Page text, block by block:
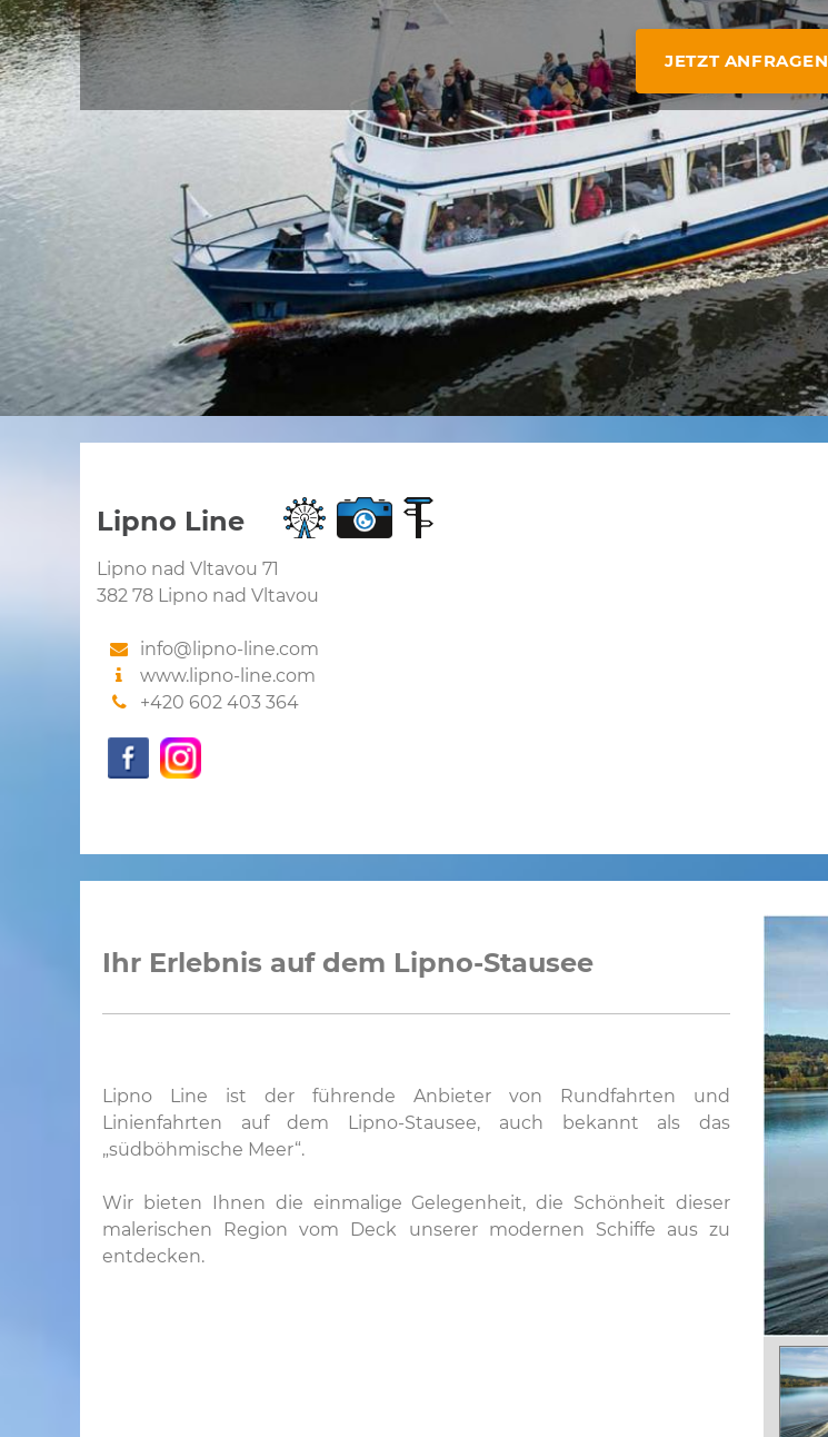
JETZT ANFRAGEN
Lipno Line
Lipno nad Vltavou 71
382 78 Lipno nad Vltavou
info@lipno-line.com
www.lipno-line.com
+420 602 403 364
Ihr Erlebnis auf dem Lipno-Stausee
Lipno Line ist der führende Anbieter von Rundfahrten und
Linienfahrten auf dem Lipno-Stausee, auch bekannt als das
„südböhmische Meer“.
Wir bieten Ihnen die einmalige Gelegenheit, die Schönheit dieser
malerischen Region vom Deck unserer modernen Schiffe aus zu
entdecken.